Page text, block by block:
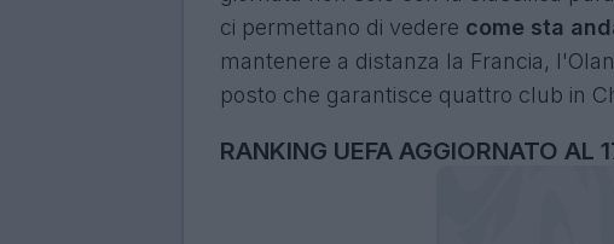
ci permettano di vedere come sta
mantenere a distanza la Francia,
posto che garantisce quattro club in
RANKING UEFA AGGIORNATO AL